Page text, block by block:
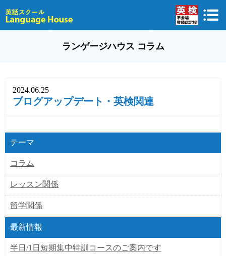
ランゲージハウス コラム
2024.06.25
ブログアップデート・英検関連
テーマ
コラム
レッスン関係
留学関係
最新情報
半日/1日短期集中特訓コースのご案内です